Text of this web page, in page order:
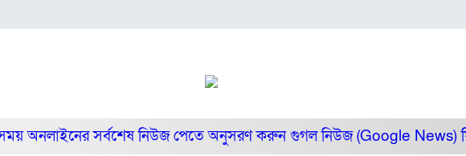
অনলাইনের সর্বশেষ নিউজ পেতে অনুসরণ করুনগুগল নিউজ (Google News)